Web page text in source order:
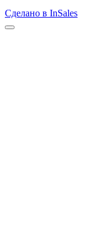
Сделано в InSales